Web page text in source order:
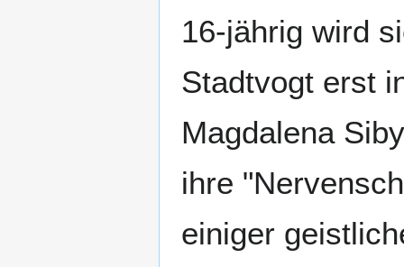
16-jährig wird
Stadtvogt erst
Magdalena
ihre
einiger